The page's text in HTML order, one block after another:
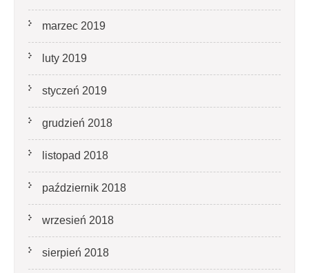
marzec 2019
luty 2019
styczeń 2019
grudzień 2018
listopad 2018
październik 2018
wrzesień 2018
sierpień 2018